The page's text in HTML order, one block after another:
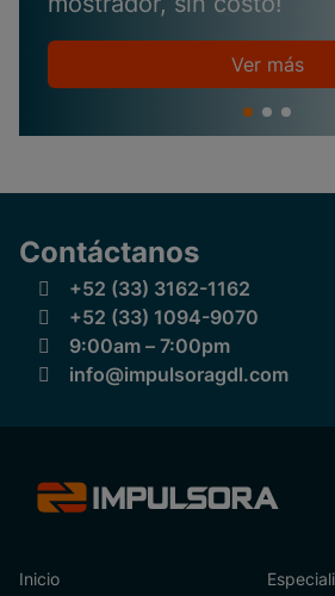
Ver más
Contáctanos
+52 (33) 3162-1162
+52 (33) 1094-9070
9:00am – 7:00pm
info@impulsoragdl.com
Inicio